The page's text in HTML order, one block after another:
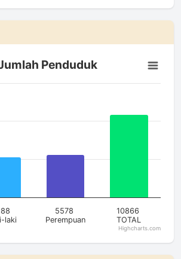
axis displaying categories.
Penduduk
laki
5578
Perempuan
10866
TOTAL
Highcharts.com